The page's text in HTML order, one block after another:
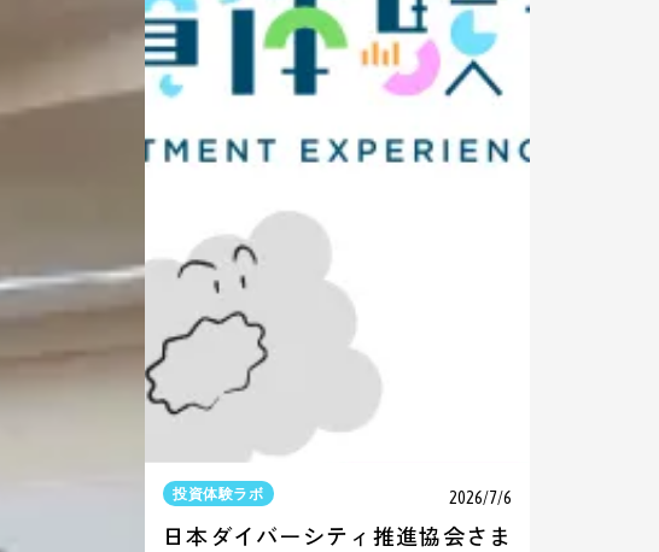
投資体験ラボ 2026/7/6
日本ダイバーシティ推進協会さま